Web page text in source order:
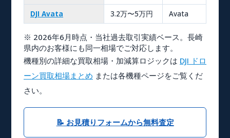
DJI Avata 3.2万〜5万円 Avata
※ 2026年6月時点・当社過去取引実績ベース。長崎
県内のお客様にも同一相場でご対応します。
機種別の詳細な買取相場・加減算ロジックは DJI ドロ
ーン買取相場まとめ または各機種ページをご覧くだ
さい。
📝 お見積りフォームから無料査定